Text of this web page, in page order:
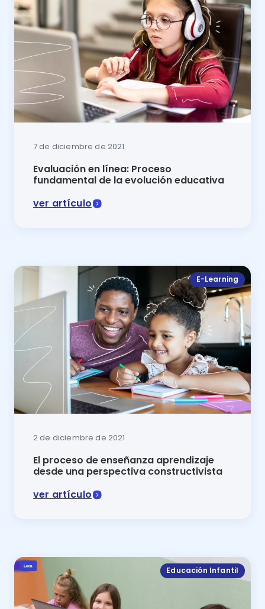
7 de diciembre de 2021
Evaluación en línea: Proceso
fundamental de la evolución educativa
ver artículo
E-Learning
2 de diciembre de 2021
El proceso de enseñanza aprendizaje
desde una perspectiva constructivista
ver artículo
Educación Infantil